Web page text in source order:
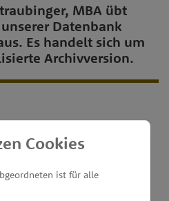
MBA übt
Datenbank
Es handelt sich um
Archivversion.
von
Cookies
ist für alle